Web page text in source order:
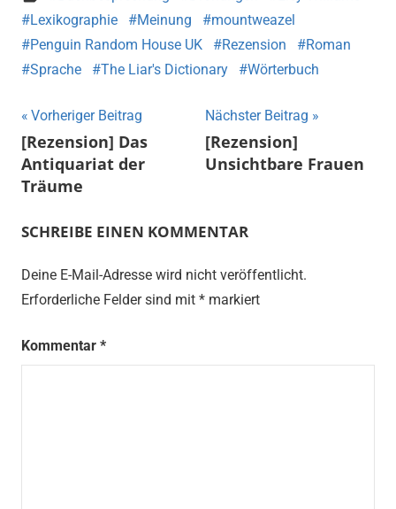
Lexikographie
Meinung
mountweazel
Penguin Random House UK
Rezension
Roman
Sprache
The Liar's Dictionary Wörterbuch
Beitragsnavigation
Vorheriger Beitrag
[Rezension] Das
Antiquariat der
Träume
Nächster Beitrag
[Rezension]
Unsichtbare Frauen
SCHREIBE EINEN KOMMENTAR
Deine E-Mail-Adresse wird nicht veröffentlicht.
Erforderliche Felder sind mit * markiert
Kommentar *